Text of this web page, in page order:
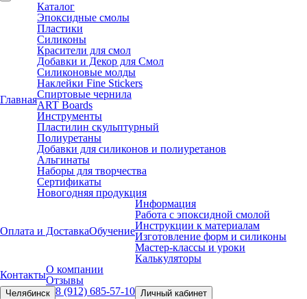
Главная
Каталог
Эпоксидные смолы
Пластики
Силиконы
Красители для смол
Добавки и Декор для Смол
Силиконовые молды
Наклейки Fine Stickers
Спиртовые чернила
ART Boards
Инструменты
Пластилин скульптурный
Полиуретаны
Добавки для силиконов и полиуретанов
Альгинаты
Наборы для творчества
Сертификаты
Новогодняя продукция
Оплата и ДоставкаОбучение
Информация
Работа с эпоксидной смолой
Инструкции к материалам
Изготовление форм и силиконы
Мастер-классы и уроки
Калькуляторы
КонтактыО компании
Отзывы
Челябинск 8 (912) 685-57-10 Личный кабинет